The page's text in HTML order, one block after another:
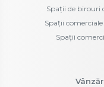
Spații de birouri
Spații
Spații